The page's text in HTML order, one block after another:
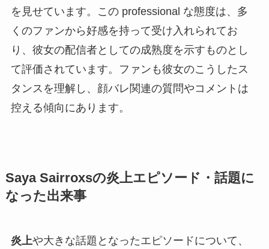
を見せています。この professional な態度は、多
くのファンから好感を持って受け入れられてお
り、彼女の配信者としての成熟度を示すものとし
て評価されています。ファンも彼女のこうしたス
タンスを理解し、顔バレ関連の質問やコメントは
控える傾向にあります。
Saya Sairroxsの炎上エピソード・話題に
なった出来事
炎上や大きな話題となったエピソードについて、